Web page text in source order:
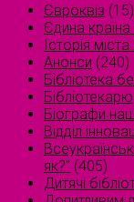
Євроквіз (15)
Єдина
Історія
Анонси (240)
Бібліотека
Бібліотекарю
Біографи
Відділ
як?" (405)
Дитячі